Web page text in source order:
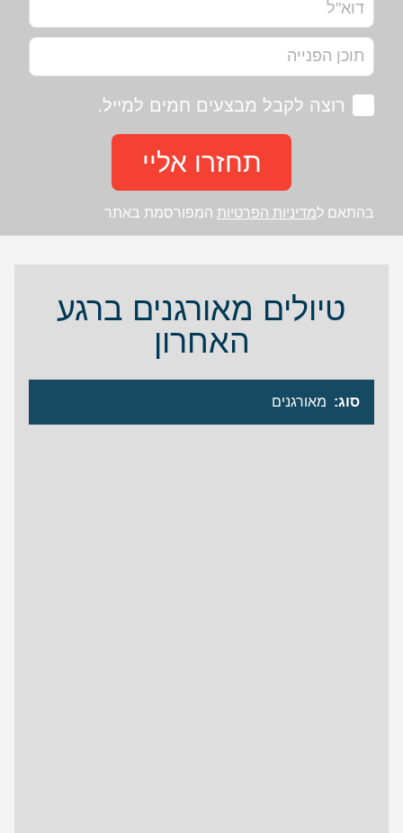
רוצה לקבל מבצעים חמים למייל.
תחזרו אליי
בהתאם למדיניות הפרטיות המפורסמת באתר
טיולים מאורגנים ברגע
האחרון
סוג